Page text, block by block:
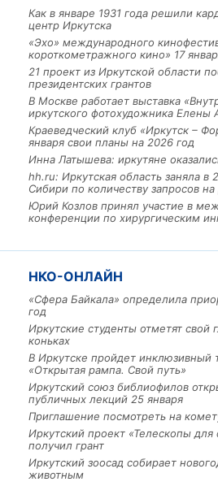
Как в январе 1931 года решили
центр Иркутска
«Эхо» международного
короткометражного кино» 17
21 проект из Иркутской области
президентских грантов
В Москве работает выставка
иркутского фотохудожника Елены
Краеведческий клуб «Иркутск –
января свои планы на 2026 год
Инна Латышева: иркутяне
hh.ru: Иркутская область заняла в
Сибири по количеству запросов на
Юрий Козлов принял участие в
конференции по хирургическим
НКО-ОНЛАЙН
«Сфера Байкала» определила
год
Иркутские студенты отметят свой
коньках
В Иркутске пройдет инклюзивный
«Открытая рампа. Свой путь»
Иркутский союз библиофилов
публичных лекций 25 января
Приглашение посмотреть на
Иркутский проект «Телескопы для
получил грант
Иркутский зоосад собирает
животным
из
3